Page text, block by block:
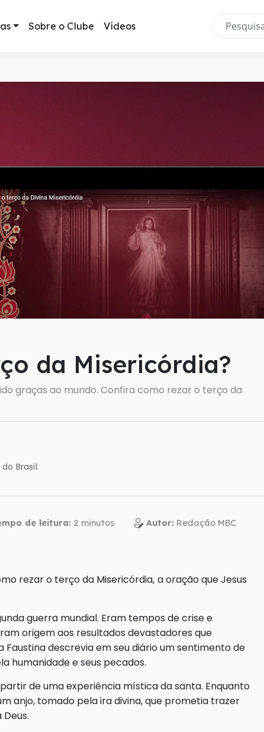
Sobre o Clube Vídeos
da Misericórdia?
graças ao mundo. Confira como rezar o terço da
Brasil.
de leitura: Autor: Redação MBC
rezar o terço da Misericórdia, a oração que Jesus
guerra mundial. Eram tempos de crise e
origem aos resultados devastadores que
descrevia em seu diário um sentimento de
humanidade e seus pecados.
de uma experiência mística da santa. Enquanto
anjo, tomado pela ira divina, que prometia trazer